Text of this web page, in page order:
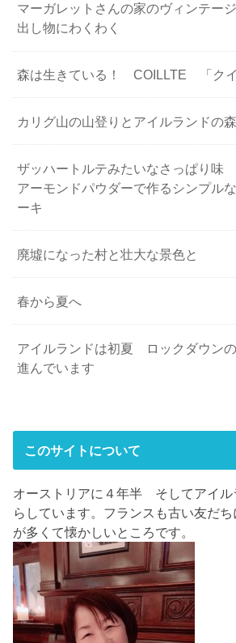
マーガレットさんの家のヴィンテー
出し物にわくわく
森は生きている！ COILLTE 「ク
カリグ山の山登りとアイルランドの
ザッハートルテみたいなさっぱり
アーモンドパウダーで作るシンプル
ーキ
廃墟になった村と壮大な景色と
春から夏へ
アイルランドは初夏 ロックダウン
進んでいます
このサイトについて
オーストリアに４年半 そしてアイ
らしています。フランスも古い友だ
が多くて懐かしいところです。